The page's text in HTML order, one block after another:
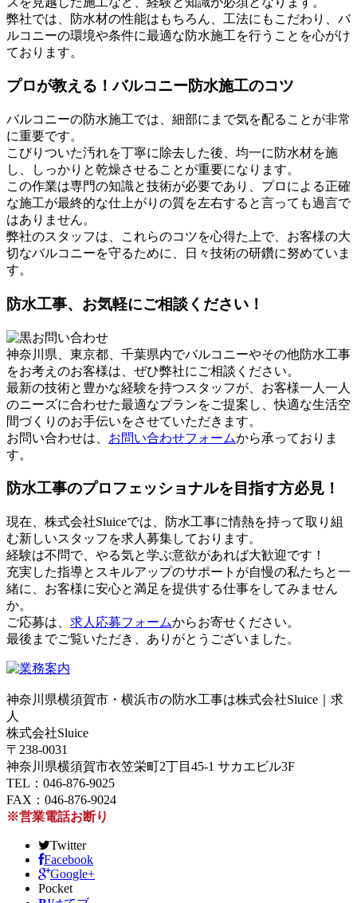
弊社では、防水材の性能はもちろん、工法にもこだわり、バ
ルコニーの環境や条件に最適な防水施工を行うことを心がけ
ております。
プロが教える！バルコニー防水施工のコツ
バルコニーの防水施工では、細部にまで気を配ることが非常
に重要です。
こびりついた汚れを丁寧に除去した後、均一に防水材を施
し、しっかりと乾燥させることが重要になります。
この作業は専門の知識と技術が必要であり、プロによる正確
な施工が最終的な仕上がりの質を左右すると言っても過言で
はありません。
弊社のスタッフは、これらのコツを心得た上で、お客様の大
切なバルコニーを守るために、日々技術の研鑽に努めていま
す。
防水工事、お気軽にご相談ください！
神奈川県、東京都、千葉県内でバルコニーやその他防水工事
をお考えのお客様は、ぜひ弊社にご相談ください。
最新の技術と豊かな経験を持つスタッフが、お客様一人一人
のニーズに合わせた最適なプランをご提案し、快適な生活空
間づくりのお手伝いをさせていただきます。
お問い合わせは、 お問い合わせフォームから承っておりま
す。
防水工事のプロフェッショナルを目指す方必見！
現在、株式会社Sluiceでは、防水工事に情熱を持って取り組
む新しいスタッフを求人募集しております。
経験は不問で、やる気と学ぶ意欲があれば大歓迎です！
充実した指導とスキルアップのサポートが自慢の私たちと一
緒に、お客様に安心と満足を提供する仕事をしてみません
か。
ご応募は、 求人応募フォームからお寄せください。
最後までご覧いただき、ありがとうございました。
神奈川県横須賀市・横浜市の防水工事は株式会社Sluice｜求
人
株式会社Sluice
〒238-0031
神奈川県横須賀市衣笠栄町2丁目45-1 サカエビル3F
TEL：046-876-9025
FAX：046-876-9024
※営業電話お断り
Twitter
Facebook
Google+
Pocket